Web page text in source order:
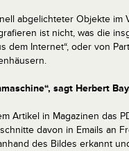
abgelichteter Objekte im
ist nicht, was die
dem Internet“, oder von
sagt Herbert
Artikel in Magazinen das
davon in Emails an
des Bildes erkannt